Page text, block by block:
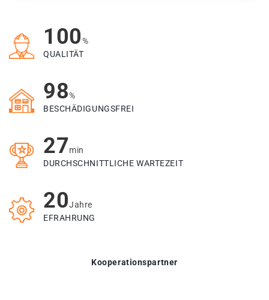
100%
QUALITÄT
98%
BESCHÄDIGUNGSFREI
27min
DURCHSCHNITTLICHE WARTEZEIT
20Jahre
EFRAHRUNG
Kooperationspartner